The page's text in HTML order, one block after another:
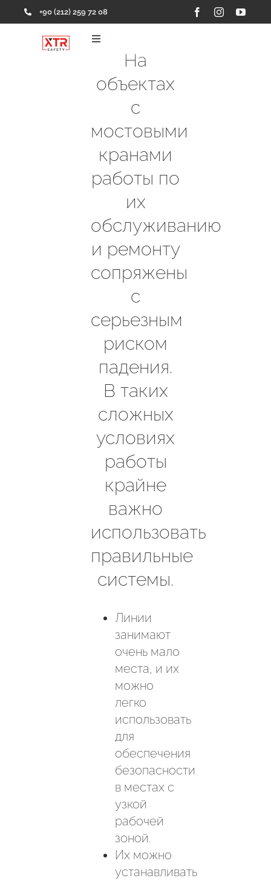
to
+90 (212) 259 72 08
Toggle
Navigation
Главная
Продукция
Портфолио
Компания
Контакты
На
объектах
с
мостовыми
кранами
работы по
их
обслуживанию
и ремонту
сопряжены
с
серьезным
риском
падения.
В таких
сложных
условиях
работы
крайне
важно
использовать
правильные
системы.
Линии
занимают
очень мало
места, и их
можно
легко
использовать
для
обеспечения
безопасности
в местах с
узкой
рабочей
зоной.
Их можно
устанавливать